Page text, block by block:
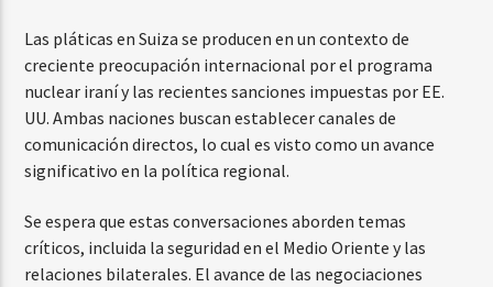
Las pláticas en Suiza se producen en un contexto de
creciente preocupación internacional por el programa
nuclear iraní y las recientes sanciones impuestas por EE.
UU. Ambas naciones buscan establecer canales de
comunicación directos, lo cual es visto como un avance
significativo en la política regional.
Se espera que estas conversaciones aborden temas
críticos, incluida la seguridad en el Medio Oriente y las
relaciones bilaterales. El avance de las negociaciones